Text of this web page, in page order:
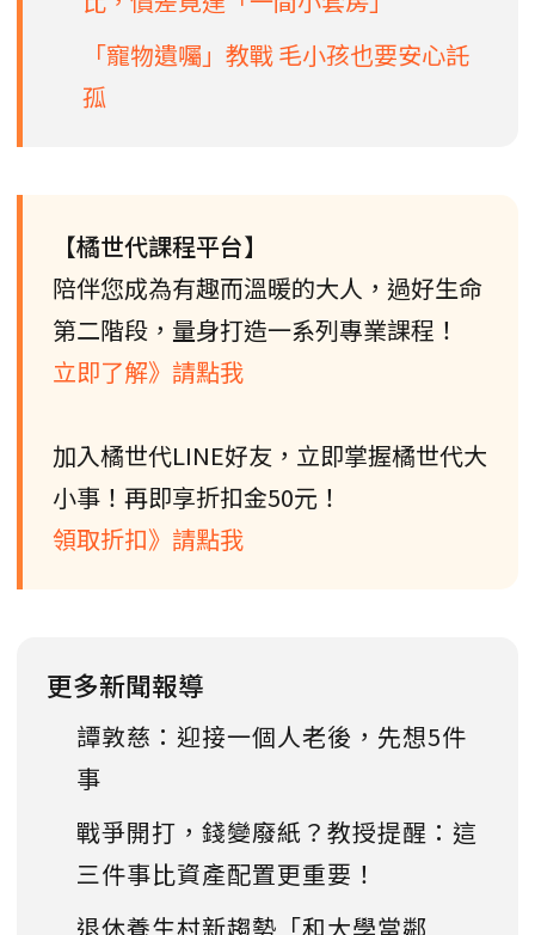
「寵物遺囑」教戰 毛小孩也要安心託
孤
【橘世代課程平台】
陪伴您成為有趣而溫暖的大人，過好生命
第二階段，量身打造一系列專業課程！
立即了解》請點我
加入橘世代LINE好友，立即掌握橘世代大
小事！再即享折扣金50元！
領取折扣》請點我
更多新聞報導
譚敦慈：迎接一個人老後，先想5件
事
戰爭開打，錢變廢紙？教授提醒：這
三件事比資產配置更重要！
退休養生村新趨勢「和大學當鄰